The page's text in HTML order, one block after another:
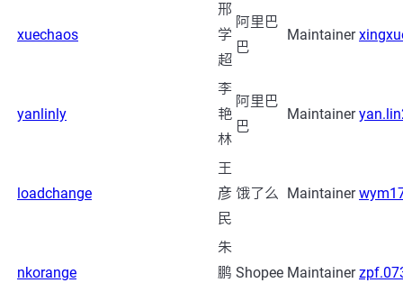
xuechaos
邢
学
超
阿里巴
巴
Maintainer
yanlinly
李
艳
林
阿里巴
巴
Maintainer
loadchange
王
彦
民
饿了么 Maintainer
nkorange
朱
鹏 Shopee Maintainer